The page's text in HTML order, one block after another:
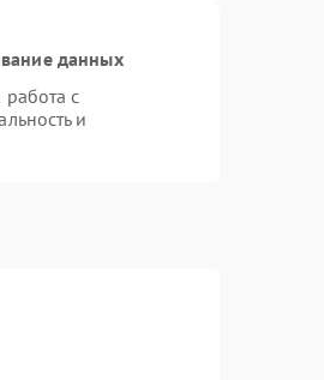
данных
с
и